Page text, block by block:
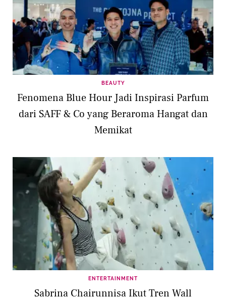
BEAUTY
Fenomena Blue Hour Jadi Inspirasi Parfum
dari SAFF & Co yang Beraroma Hangat dan
Memikat
ENTERTAINMENT
Sabrina Chairunnisa Ikut Tren Wall